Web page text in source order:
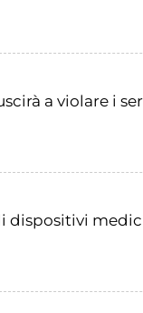
a violare i